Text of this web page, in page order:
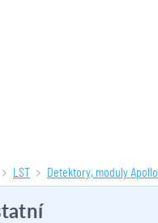
LST Detektory, moduly Apollo